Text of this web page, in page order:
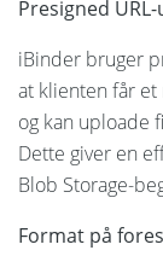
Presigned
iBinder bruger
at klienten får
og kan uploade
Dette giver en
Blob Storage-
Format på